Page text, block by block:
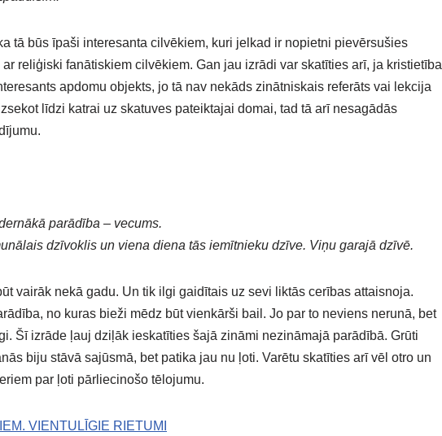
tā būs īpaši interesanta cilvēkiem, kuri jelkad ir nopietni pievērsušies
reliģiski fanātiskiem cilvēkiem. Gan jau izrādi var skatīties arī, ja kristietība
apdomu objekts, jo tā nav nekāds zinātniskais referāts vai lekcija
līdzi katrai uz skatuves pateiktajai domai, tad tā arī nesagādās
parādība – vecums.
dzīvoklis un viena diena tās iemītnieku dzīve. Viņu garajā dzīvē.
vairāk nekā gadu. Un tik ilgi gaidītais uz sevi liktās cerības attaisnoja.
no kuras bieži mēdz būt vienkārši bail. Jo par to neviens nerunā, bet
Šī izrāde ļauj dziļāk ieskatīties šajā zināmi nezināmajā parādībā. Grūti
biju stāvā sajūsmā, bet patika jau nu ļoti. Varētu skatīties arī vēl otro un
par ļoti pārliecinošo tēlojumu.
VIENTULĪGIE RIETUMI